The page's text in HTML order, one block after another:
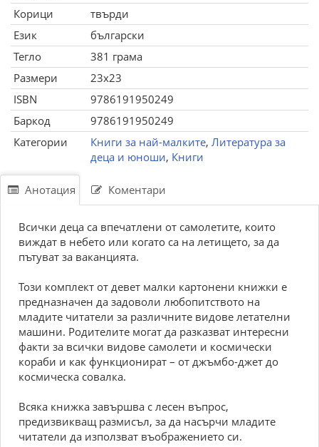
Корици
твърди
Език
български
Тегло
381 грама
Размери
23x23
ISBN
9786191950249
Баркод
9786191950249
Категории
Книги за най-малките, Литература за
деца и юноши, Книги
Анотация Коментари
Всички деца са впечатлени от самолетите, които
виждат в небето или когато са на летището, за да
пътуват за ваканцията.
Този комплект от девет малки картонени книжки е
предназначен да задоволи любопитството на
младите читатели за различните видове летателни
машини. Родителите могат да разказват интересни
факти за всички видове самолети и космически
кораби и как функционират – от джъмбо-джет до
космическа совалка.
Всяка книжка завършва с лесен въпрос,
предизвикващ размисъл, за да насърчи младите
читатели да използват въображението си.